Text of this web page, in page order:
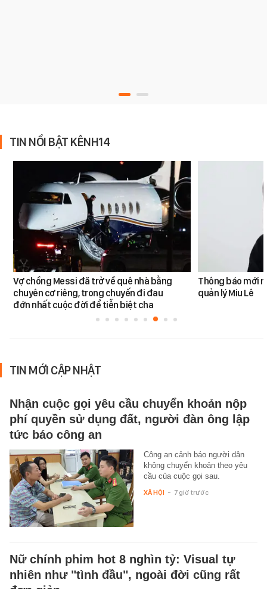
TIN NỔI BẬT KÊNH14
Vợ chồng Messi đã trở về quê nhà bằng
chuyên cơ riêng, trong chuyến đi đau
đớn nhất cuộc đời để tiễn biệt cha
Thông báo mới
quản lý Miu Lê
TIN MỚI CẬP NHẬT
Nhận cuộc gọi yêu cầu chuyển khoản nộp
phí quyền sử dụng đất, người đàn ông lập
tức báo công an
Công an cảnh báo người dân
không chuyển khoản theo yêu
cầu của cuộc gọi sau.
XÃ HỘI - 7 giờ trước
Nữ chính phim hot 8 nghìn tỷ: Visual tự
nhiên như "tình đầu", ngoài đời cũng rất